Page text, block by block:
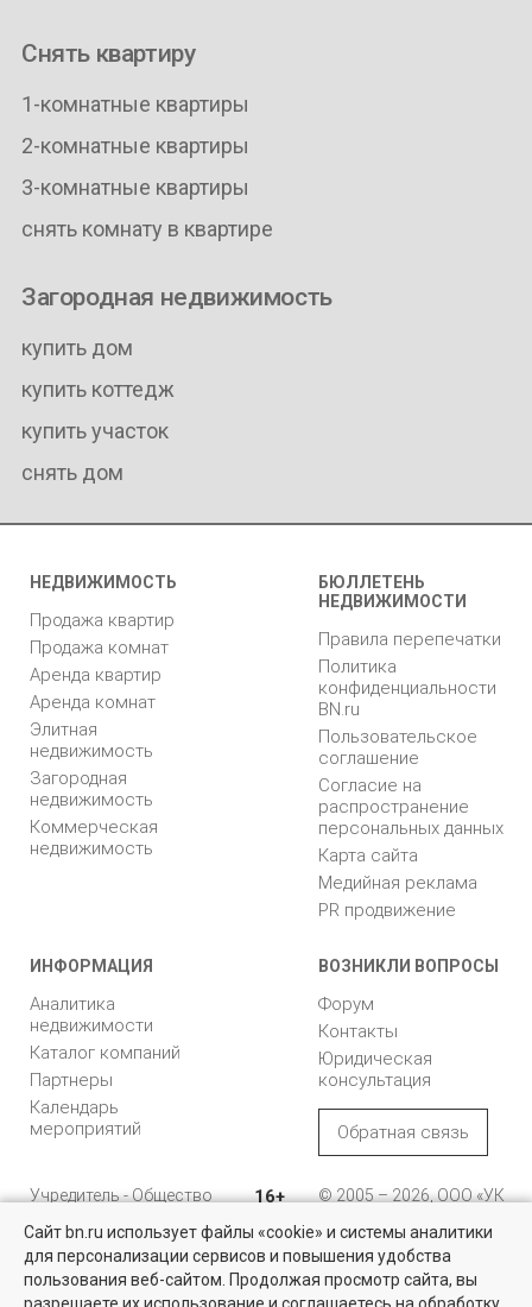
Найти квартиру - это просто!
Выбирайте среди 14 тысяч проверенных вариантов на вторичом
Снять квартиру
1-комнатные квартиры
2-комнатные квартиры
3-комнатные квартиры
снять комнату в квартире
Загородная недвижимость
купить дом
купить коттедж
купить участок
снять дом
НЕДВИЖИМОСТЬ
Продажа квартир
Продажа комнат
Аренда квартир
Аренда комнат
Элитная
недвижимость
Загородная
недвижимость
Коммерческая
недвижимость
БЮЛЛЕТЕНЬ
НЕДВИЖИМОСТИ
Правила перепечатки
Политика
конфиденциальности
BN.ru
Пользовательское
соглашение
Согласие на
распространение
персональных данных
Карта сайта
Медийная реклама
PR продвижение
ИНФОРМАЦИЯ
Аналитика
недвижимости
Каталог компаний
Партнеры
Календарь
мероприятий
ВОЗНИКЛИ ВОПРОСЫ
Форум
Контакты
Юридическая
консультация
Обратная связь
Учредитель - Общество
ответственностью
"Управляющая
компания "Бюллетень
недвижимости"
16+
© 2005 – 2026, ООО «УК
196105, Санкт-
Петербург, пр. Юрия
Гагарина, 1
Сайт bn.ru использует файлы «cookie» и системы аналитики
для персонализации сервисов и повышения удобства
пользования веб-сайтом. Продолжая просмотр сайта, вы